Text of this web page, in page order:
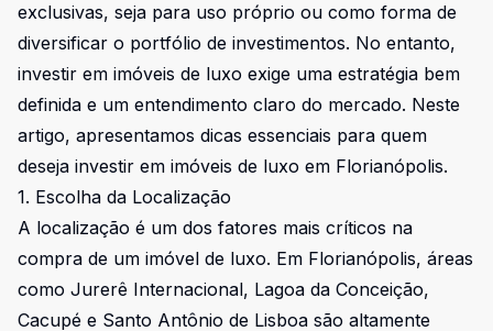
exclusivas, seja para uso próprio ou como forma de
diversificar o portfólio de investimentos. No entanto,
investir em imóveis de luxo exige uma estratégia bem
definida e um entendimento claro do mercado. Neste
artigo, apresentamos dicas essenciais para quem
deseja investir em imóveis de luxo em Florianópolis.
1. Escolha da Localização
A localização é um dos fatores mais críticos na
compra de um imóvel de luxo. Em Florianópolis, áreas
como Jurerê Internacional, Lagoa da Conceição,
Cacupé e Santo Antônio de Lisboa são altamente